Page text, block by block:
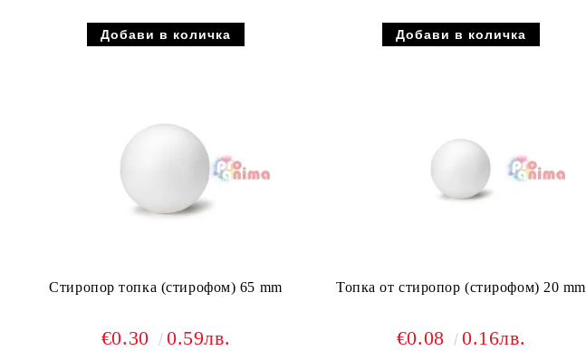
Стиропор топка (стирофом) 65 mm
€0.30 0.59лв.
Топка от стиропор (стирофом) 20 mm
€0.08 0.16лв.